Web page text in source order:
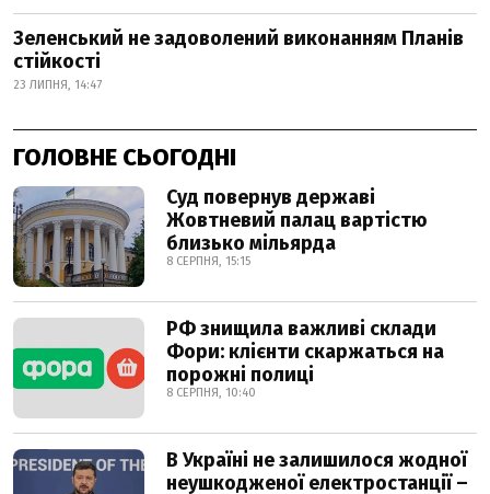
Зеленський не задоволений виконанням Планів
стійкості
23 ЛИПНЯ, 14:47
ГОЛОВНЕ СЬОГОДНІ
Суд повернув державі
Жовтневий палац вартістю
близько мільярда
8 СЕРПНЯ, 15:15
РФ знищила важливі склади
Фори: клієнти скаржаться на
порожні полиці
8 СЕРПНЯ, 10:40
В Україні не залишилося жодної
неушкодженої електростанції –